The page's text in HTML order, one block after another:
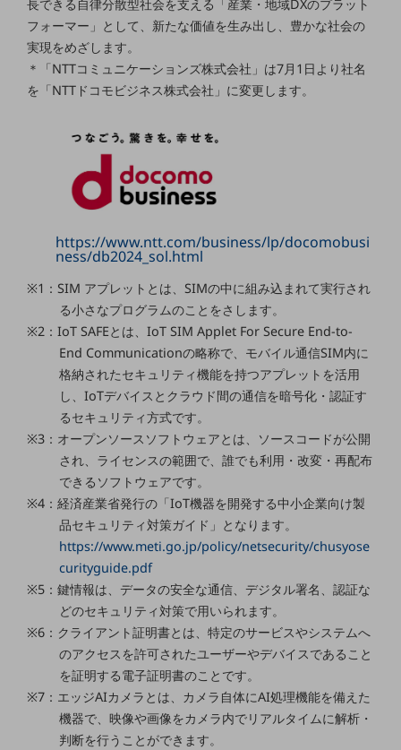
社長からのご挨拶
事業拠点
会社案内パンフレット
ニュースルーム
ニュースルームTOP
地域からの発表
重要なお知らせ
お知らせ
社外からの評価実績
サステナビリティ
サステナビリティTOP
NTTドコモビジネスグループのサステナビリティ
サステナビリティ基本方針
サステナビリティレポート
ダイバーシティ
経営情報TOP
決算公告
基礎的電気通信役務損益明細表
採用情報TOP
長できる自律分散型社会を支える「産業・地域DXのプラット
フォーマー」として、新たな価値を生み出し、豊かな社会の
実現をめざします。
＊「NTTコミュニケーションズ株式会社」は7月1日より社名
を「NTTドコモビジネス株式会社」に変更します。
https://www.ntt.com/business/lp/docomobusi
ness/db2024_sol.html
※1：SIM アプレットとは、SIMの中に組み込まれて実行され
る小さなプログラムのことをさします。
※2：IoT SAFEとは、IoT SIM Applet For Secure End-to-
End Communicationの略称で、モバイル通信SIM内に
格納されたセキュリティ機能を持つアプレットを活用
し、IoTデバイスとクラウド間の通信を暗号化・認証す
るセキュリティ方式です。
※3：オープンソースソフトウェアとは、ソースコードが公開
され、ライセンスの範囲で、誰でも利用・改変・再配布
できるソフトウェアです。
※4：経済産業省発行の「IoT機器を開発する中小企業向け製
品セキュリティ対策ガイド」となります。
https://www.meti.go.jp/policy/netsecurity/chusyose
curityguide.pdf
※5：鍵情報は、データの安全な通信、デジタル署名、認証な
どのセキュリティ対策で用いられます。
※6：クライアント証明書とは、特定のサービスやシステムへ
のアクセスを許可されたユーザーやデバイスであること
を証明する電子証明書のことです。
※7：エッジAIカメラとは、カメラ自体にAI処理機能を備えた
機器で、映像や画像をカメラ内でリアルタイムに解析・
判断を行うことができます。